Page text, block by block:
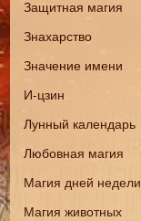
Защитная магия
Знахарство
Значение имени
И-цзин
Лунный календарь
Любовная магия
Магия дней недели
Магия животных